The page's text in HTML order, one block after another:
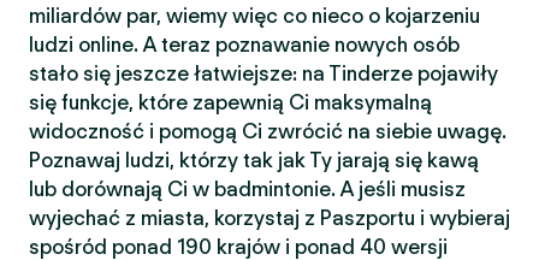
miliardów par, wiemy więc co nieco o kojarzeniu
ludzi online. A teraz poznawanie nowych osób
stało się jeszcze łatwiejsze: na Tinderze pojawiły
się funkcje, które zapewnią Ci maksymalną
widoczność i pomogą Ci zwrócić na siebie uwagę.
Poznawaj ludzi, którzy tak jak Ty jarają się kawą
lub dorównają Ci w badmintonie. A jeśli musisz
wyjechać z miasta, korzystaj z Paszportu i wybieraj
spośród ponad 190 krajów i ponad 40 wersji